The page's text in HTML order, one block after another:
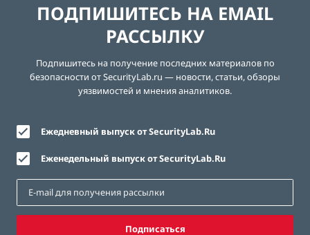
ПОДПИШИТЕСЬ НА EMAIL
РАССЫЛКУ
Подпишитесь на получение последних материалов по
безопасности от SecurityLab.ru — новости, статьи, обзоры
уязвимостей и мнения аналитиков.
Ежедневный выпуск от SecurityLab.Ru
Еженедельный выпуск от SecurityLab.Ru
Подписаться